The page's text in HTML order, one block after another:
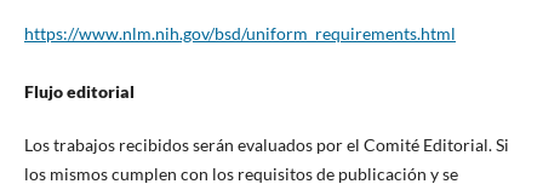
https://www.nlm.nih.gov/bsd/uniform_requirements.html
Flujo editorial
Los trabajos recibidos serán evaluados por el Comité Editorial. Si
los mismos cumplen con los requisitos de publicación y se